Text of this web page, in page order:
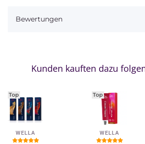
Bewertungen
Kunden kauften dazu
Top
WELLA
Top
WELLA